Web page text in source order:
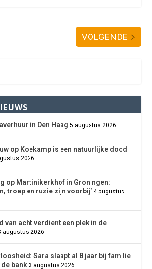
VOLGENDE
in Den Haag 5 augustus 2026
op Koekamp is een natuurlijke dood
2026
op Martinikerkhof in Groningen:
troep en ruzie zijn voorbij’ 4 augustus
van acht verdient een plek in de
augustus 2026
Sara slaapt al 8 jaar bij familie
bank 3 augustus 2026